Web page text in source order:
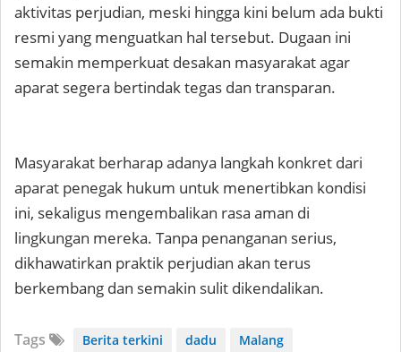
aktivitas perjudian, meski hingga kini belum ada bukti
resmi yang menguatkan hal tersebut. Dugaan ini
semakin memperkuat desakan masyarakat agar
aparat segera bertindak tegas dan transparan.
Masyarakat berharap adanya langkah konkret dari
aparat penegak hukum untuk menertibkan kondisi
ini, sekaligus mengembalikan rasa aman di
lingkungan mereka. Tanpa penanganan serius,
dikhawatirkan praktik perjudian akan terus
berkembang dan semakin sulit dikendalikan.
Tags Berita terkini dadu
Malang